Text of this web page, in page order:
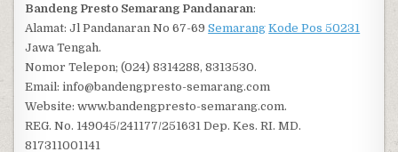
Bandeng Presto Semarang Pandanaran:
Alamat: Jl Pandanaran No 67-69Semarang Kode Pos 50231
Jawa Tengah.
Nomor Telepon; (024) 8314288, 8313530.
Email: info@bandengpresto-semarang.com
Website: www.bandengpresto-semarang.com.
REG. No. 149045/241177/251631 Dep. Kes. RI. MD.
817311001141